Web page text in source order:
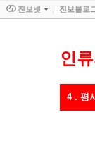
인
4 . 평
진보넷 진보블로